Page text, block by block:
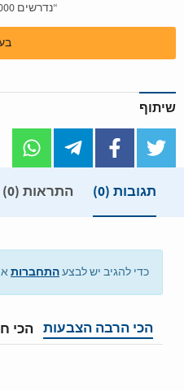
“נדרשים 1,000 תומכים"
שיתוף
תגובות (0) התראות (0)
כדי להגיב יש לבצעהתחברות
הכי הרבה הצבעות הכי